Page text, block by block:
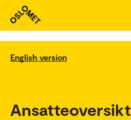
English version
Ansatteoversikt